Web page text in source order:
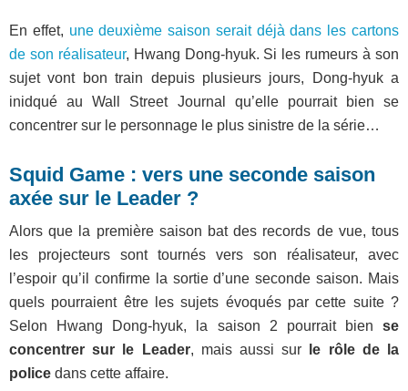
En effet, une deuxième saison serait déjà dans les cartons
de son réalisateur, Hwang Dong-hyuk. Si les rumeurs à son
sujet vont bon train depuis plusieurs jours, Dong-hyuk a
inidqué au Wall Street Journal qu’elle pourrait bien se
concentrer sur le personnage le plus sinistre de la série…
Squid Game : vers une seconde saison
axée sur le Leader ?
Alors que la première saison bat des records de vue, tous
les projecteurs sont tournés vers son réalisateur, avec
l’espoir qu’il confirme la sortie d’une seconde saison. Mais
quels pourraient être les sujets évoqués par cette suite ?
Selon Hwang Dong-hyuk, la saison 2 pourrait bien se
concentrer sur le Leader, mais aussi sur le rôle de la
police dans cette affaire.